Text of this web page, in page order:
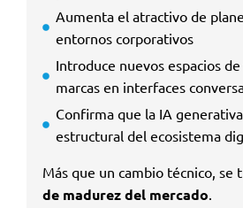
Aumenta el atractivo de
entornos corporativos
Introduce nuevos espacios
marcas en interfaces
Confirma que la IA
estructural del ecosistema
Más que un cambio técnico, se
de madurez del mercado.